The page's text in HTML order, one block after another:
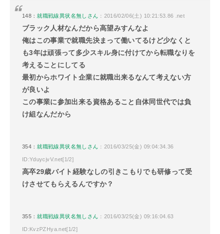
148：就職戦線異状名無しさん ：2016/02/06(土) 10:21:53.86 .net
ブラック人材なんだから高望みすんなよ
俺はこの事業で就職先決まって働いてるけど少なくと
も3年は頑張って多少スキル身に付けてから転職なりを
考えることにしてる
最初からホワイト企業に就職出来るなんて考えない方
が良いよ
この事業に参加出来る資格あること自体同世代では負
け組なんだから
354：就職戦線異状名無しさん ：2016/03/25(金) 09:04:34.36
ID:YduycjvV.net[1/2]
高卒29歳バイト経験なしの引きこもりでも研修って受
けさせてもらえるんですか？
355：就職戦線異状名無しさん ：2016/03/25(金) 09:16:04.63
ID:KvzPZHya.net[1/2]